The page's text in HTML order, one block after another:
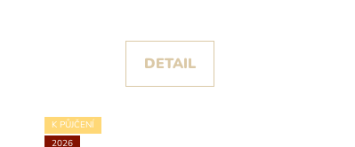
DETAIL
K PŮJČENÍ
2026